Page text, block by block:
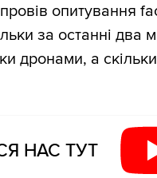
опитування
за останні два
дронами, а скільки
НАС ТУТ